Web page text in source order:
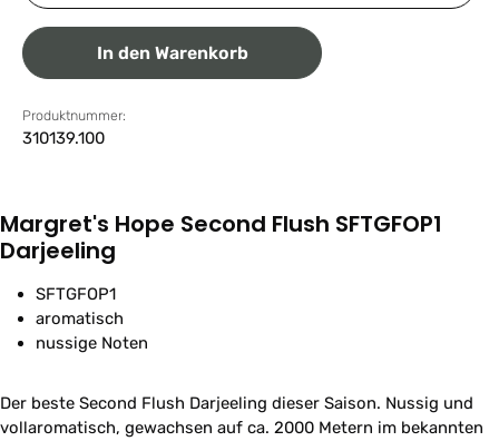
In den Warenkorb
Produktnummer:
310139.100
Margret's Hope Second Flush SFTGFOP1
Darjeeling
SFTGFOP1
aromatisch
nussige Noten
Der beste Second Flush Darjeeling dieser Saison. Nussig und
vollaromatisch, gewachsen auf ca. 2000 Metern im bekannten